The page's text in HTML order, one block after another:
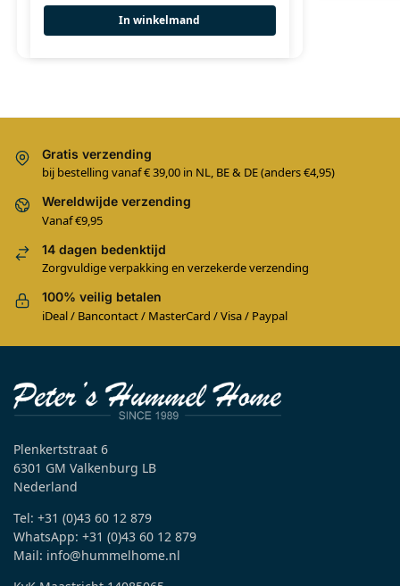
In winkelmand
Gratis verzending
bij bestelling vanaf € 39,00 in NL, BE & DE (anders €4,95)
Wereldwijde verzending
Vanaf €9,95
14 dagen bedenktijd
Zorgvuldige verpakking en verzekerde verzending
100% veilig betalen
iDeal / Bancontact / MasterCard / Visa / Paypal
Plenkertstraat 6
6301 GM Valkenburg LB
Nederland
Tel: +31 (0)43 60 12 879
WhatsApp: +31 (0)43 60 12 879
Mail: info@hummelhome.nl